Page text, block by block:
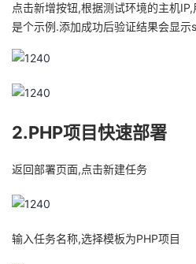
我
的
支
我
声
点击新增按钮,根据测试环境的主机
是个示例.添加成功后验证结果会显示
2.PHP项目快速部署
返回部署页面,点击新建任务
输入任务名称,选择模板为PHP项目